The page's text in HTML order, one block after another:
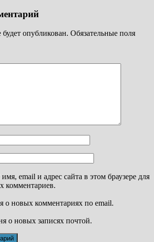
опубликован. Обязательные поля
email и адрес сайта в этом браузере для
комментариев.
о новых комментариях по email.
о новых записях почтой.